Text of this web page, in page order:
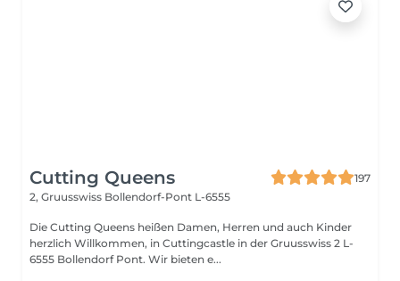
Cutting Queens
197
2, Gruusswiss Bollendorf-Pont L-6555
Die Cutting Queens heißen Damen, Herren und auch Kinder
herzlich Willkommen, in Cuttingcastle in der Gruusswiss 2 L-
6555 Bollendorf Pont. Wir bieten e...